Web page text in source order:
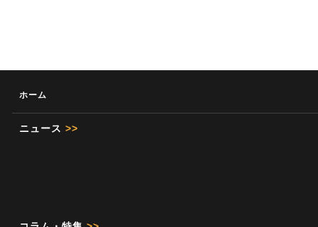
ホーム
ニュース >>